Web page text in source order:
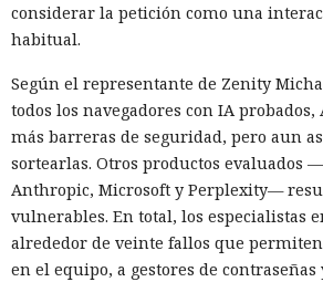
considerar la petición como una
habitual.
Según el representante de Zenity
todos los navegadores con IA probados,
más barreras de seguridad, pero aun
sortearlas. Otros productos evaluados
Anthropic, Microsoft y Perplexity—
vulnerables. En total, los especialistas
alrededor de veinte fallos que
en el equipo, a gestores de